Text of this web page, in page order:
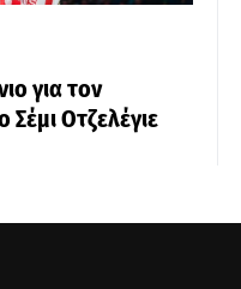
για τον
Οτζελέγιε